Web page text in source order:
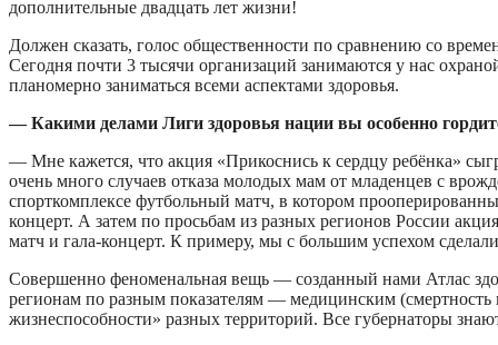
дополнительные двадцать лет жизни!
Должен сказать, голос общественности по сравнению со
Сегодня почти 3 тысячи организаций занимаются у нас
планомерно заниматься всеми аспектами здоровья.
— Какими делами Лиги здоровья нации вы особенно
— Мне кажется, что акция «Прикоснись к сердцу ребёнка»
очень много случаев отказа молодых мам от младенцев с
спорткомплексе футбольный матч, в котором
концерт. А затем по просьбам из разных регионов России
матч и гала-концерт. К примеру, мы с большим успехом
Совершенно феноменальная вещь — созданный нами Атлас
регионам по разным показателям — медицинским
жизнеспособности» разных территорий. Все губернаторы